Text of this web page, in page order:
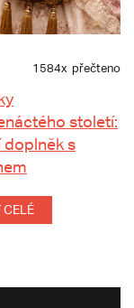
1584x přečteno
století:
doplněk s
CELÉ